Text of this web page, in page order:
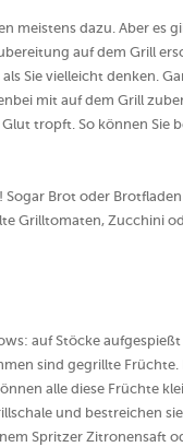
meistens dazu. Aber es
auf dem Grill
Sie vielleicht denken.
mit auf dem Grill
tropft. So können Sie
Brot oder
Grilltomaten, Zucchini
auf Stöcke
sind gegrillte Früchte.
alle diese Früchte
und bestreichen
Spritzer Zitronensaft